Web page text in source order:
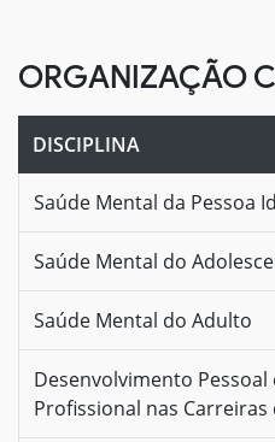
ORGANIZAÇÃO
DISCIPLINA
Saúde Mental da Pessoa
Saúde Mental do
Saúde Mental do Adulto
Desenvolvimento Pessoal
Profissional nas Carreiras